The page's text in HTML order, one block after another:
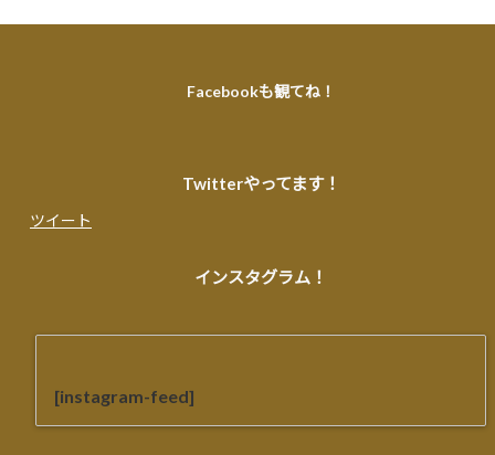
Facebookも観てね！
Twitterやってます！
ツイート
インスタグラム！
[instagram-feed]